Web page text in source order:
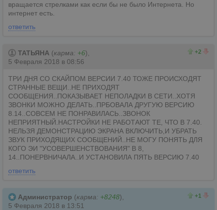
вращается стрелками как если бы не было Интернета. Но
интернет есть.
ответить
+2
ТАТЬЯНА (карма: +6),
5 Февраля 2018 в 08:56
ТРИ ДНЯ СО СКАЙПОМ ВЕРСИИ 7.40 ТОЖЕ ПРОИСХОДЯТ
СТРАННЫЕ ВЕЩИ..НЕ ПРИХОДЯТ
СООБЩЕНИЯ..ПОКАЗЫВАЕТ НЕПОЛАДКИ В СЕТИ..ХОТЯ
ЗВОНКИ МОЖНО ДЕЛАТЬ..ПРБОВАЛА ДРУГУЮ ВЕРСИЮ
8.14..СОВСЕМ НЕ ПОНРАВИЛАСЬ..ЗВОНОК
НЕПРИЯТНЫЙ.НАСТРОЙКИ НЕ РАБОТАЮТ ТЕ, ЧТО В 7.40.
НЕЛЬЗЯ ДЕМОНСТРАЦИЮ ЭКРАНА ВКЛЮЧИТЬ,И УБРАТЬ
ЗВУК ПРИХОДЯЩИХ СООБЩЕНИЙ..НЕ МОГУ ПОНЯТЬ ДЛЯ
КОГО ЭИ "УСОВЕРШЕНСТВОВАНИЯ" В 8,
14..ПОНЕРВНИЧАЛА..И УСТАНОВИЛА ПЯТЬ ВЕРСИЮ 7.40
ответить
+1
Администратор (карма: +8248),
5 Февраля 2018 в 13:51